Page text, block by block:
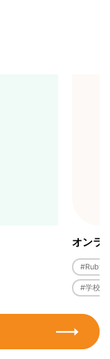
オンラ
#Ruby
#学校・